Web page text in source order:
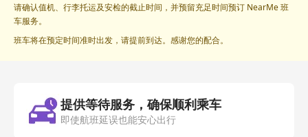
请确认值机、行李托运及安检的截止时间，并预留充足时间预订 NearMe 班
车服务。
班车将在预定时间准时出发，请提前到达。感谢您的配合。
提供等待服务，确保顺利乘车
即使航班延误也能安心出行